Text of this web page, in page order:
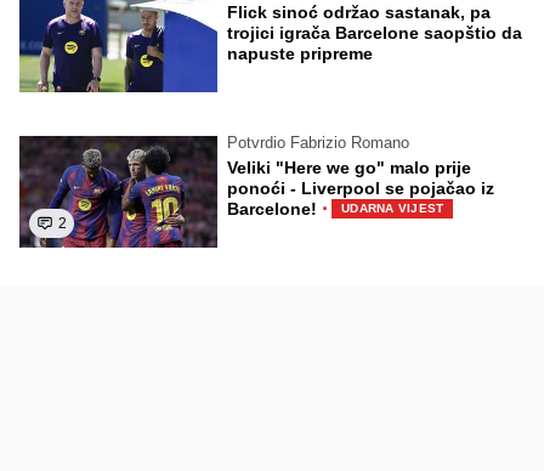
Flick sinoć održao sastanak, pa
trojici igrača Barcelone saopštio da
napuste pripreme
2
Potvrdio Fabrizio Romano
Veliki "Here we go" malo prije
ponoći - Liverpool se pojačao iz
Barcelone! · UDARNA VIJEST